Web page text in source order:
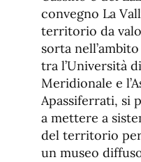
convegno La
territorio da
sorta
tra l’Università
Meridionale e
Apassiferrati, si
a mettere a
del territorio
un museo